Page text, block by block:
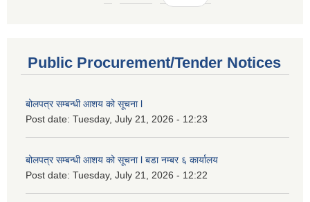
Public Procurement/Tender Notices
बोलपत्र सम्बन्धी आशय को सूचना l
Post date: Tuesday, July 21, 2026 - 12:23
बोलपत्र सम्बन्धी आशय को सूचना l बडा नम्बर ६ कार्यालय
Post date: Tuesday, July 21, 2026 - 12:22